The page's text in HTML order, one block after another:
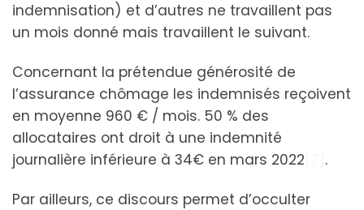
indemnisation) et d’autres ne travaillent pas
un mois donné mais travaillent le suivant.
Concernant la prétendue générosité de
l’assurance chômage les indemnisés reçoivent
en moyenne 960 € / mois. 50 % des
allocataires ont droit à une indemnité
journalière inférieure à 34€ en mars 2022
.
Par ailleurs, ce discours permet d’occulter